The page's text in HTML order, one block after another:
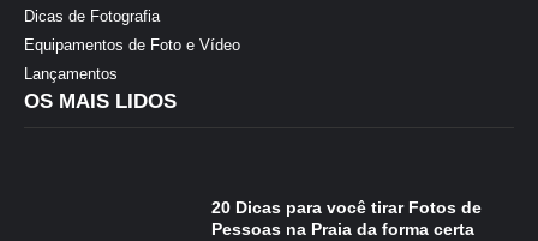
Dicas de Fotografia
Equipamentos de Foto e Vídeo
Lançamentos
OS MAIS LIDOS
20 Dicas para você tirar Fotos de
Pessoas na Praia da forma certa